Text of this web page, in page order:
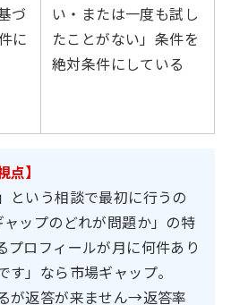
づ
に
い・または一度も試し
たことがない」条件を
絶対条件にしている
点】
という相談で最初に行うの
ップのどれが問題か」の特
プロフィールが月に何件あり
」なら市場ギャップ。
が返答が来ません→返答率